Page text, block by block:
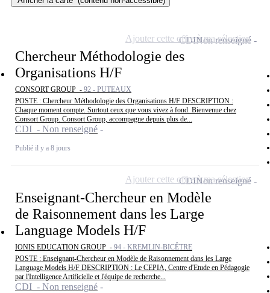
Chercheur Méthodologie des
Organisations H/F
CONSORT GROUP - 92 - PUTEAUX
POSTE : Chercheur Méthodologie des Organisations H/F DESCRIPTION :
Chaque moment compte. Surtout ceux que vous vivez à fond. Bienvenue chez
Consort Group. Consort Group, accompagne depuis plus de...
CDI - Non renseigné
Publié il y a 8 jours
CDINon renseigné
Ajouter cette offre à ma sélection
Enseignant-Chercheur en Modèle
de Raisonnement dans les Large
Language Models H/F
IONIS EDUCATION GROUP - 94 - KREMLIN-BICÊTRE
POSTE : Enseignant-Chercheur en Modèle de Raisonnement dans les Large
Language Models H/F DESCRIPTION : Le CEPIA, Centre d'Etude en Pédagogie
par l'Intelligence Artificielle et l'équipe de recherche...
CDI - Non renseigné
CDINon renseigné
Ajouter cette offre à ma sélection